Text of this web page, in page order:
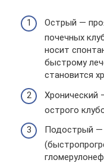
Острый —
почечных
носит
быстрому
становится
Хронический
острого
Подострый —